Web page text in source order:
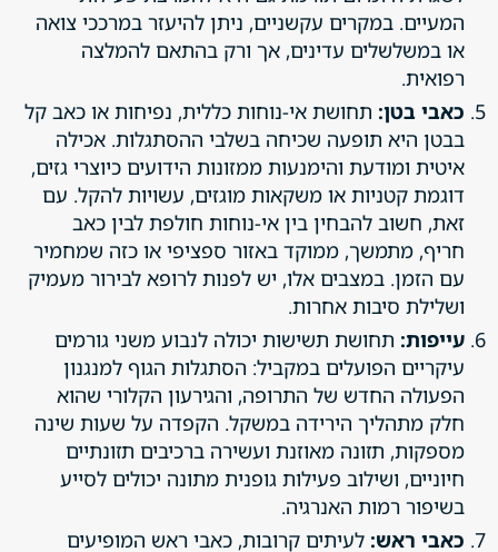
המעיים. במקרים עקשניים, ניתן להיעזר במרככי צואה
או במשלשלים עדינים, אך ורק בהתאם להמלצה
רפואית.
כאבי בטן: תחושת אי-נוחות כללית, נפיחות או כאב קל
בבטן היא תופעה שכיחה בשלבי ההסתגלות. אכילה
איטית ומודעת והימנעות ממזונות הידועים כיוצרי גזים,
דוגמת קטניות או משקאות מוגזים, עשויות להקל. עם
זאת, חשוב להבחין בין אי-נוחות חולפת לבין כאב
חריף, מתמשך, ממוקד באזור ספציפי או כזה שמחמיר
עם הזמן. במצבים אלו, יש לפנות לרופא לבירור מעמיק
ושלילת סיבות אחרות.
עייפות: תחושת תשישות יכולה לנבוע משני גורמים
עיקריים הפועלים במקביל: הסתגלות הגוף למנגנון
הפעולה החדש של התרופה, והגירעון הקלורי שהוא
חלק מתהליך הירידה במשקל. הקפדה על שעות שינה
מספקות, תזונה מאוזנת ועשירה ברכיבים תזונתיים
חיוניים, ושילוב פעילות גופנית מתונה יכולים לסייע
בשיפור רמות האנרגיה.
כאבי ראש: לעיתים קרובות, כאבי ראש המופיעים